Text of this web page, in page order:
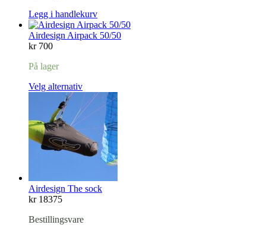
Legg i handlekurv
Airdesign Airpack 50/50
kr700
På lager
Velg alternativ
Airdesign The sock
kr18375
Bestillingsvare